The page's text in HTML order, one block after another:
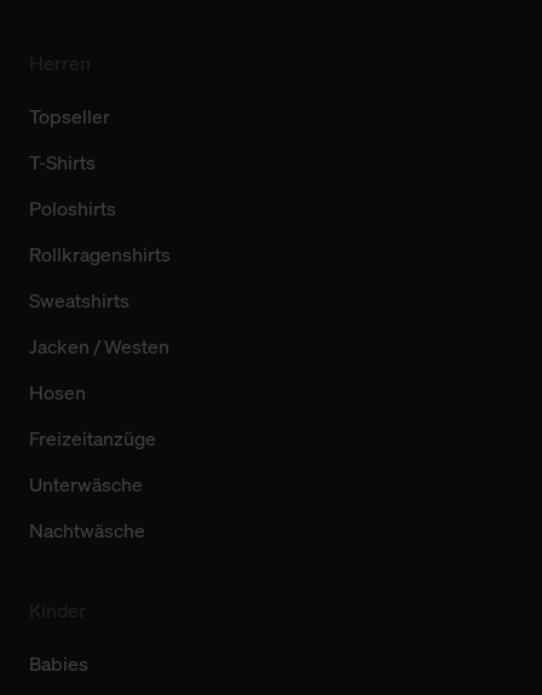
Topseller
T-Shirts
Poloshirts
Rollkragenshirts
Sweatshirts
Jacken / Westen
Hosen
Freizeitanzüge
Unterwäsche
Nachtwäsche
Babies